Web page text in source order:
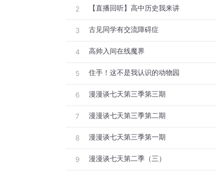
2 【直播回听】高中历史我来讲
3 古见同学有交流障碍症
4 高帅入间在线魔界
5 住手！这不是我认识的动物园
6 漫漫谈七天第三季第三期
7 漫漫谈七天第三季第二期
8 漫漫谈七天第三季第一期
9 漫漫谈七天第二季（三）